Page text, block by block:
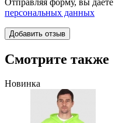
персональных данных
Смотрите также
Новинка